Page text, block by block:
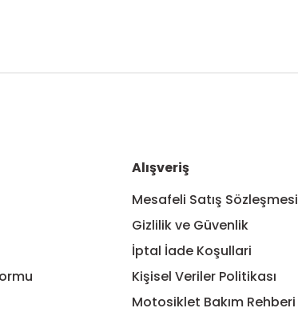
Alışveriş
Mesafeli Satış Sözleşmesi
Gizlilik ve Güvenlik
İptal İade Koşullari
Kişisel Veriler Politikası
Motosiklet Bakım Rehberi